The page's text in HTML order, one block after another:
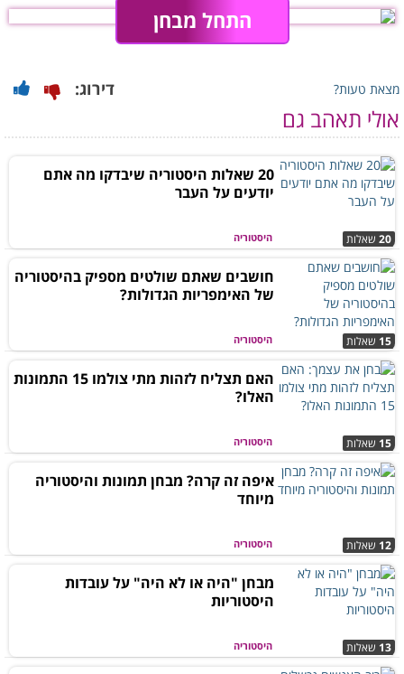
התחל מבחן
מצאת טעות? דירוג:
אולי תאהב גם
היסטוריה 20 שאלות
20 שאלות היסטוריה שיבדקו מה אתם
יודעים על העבר
היסטוריה 15 שאלות
חושבים שאתם שולטים מספיק בהיסטוריה
של האימפריות הגדולות?
היסטוריה 15 שאלות
האם תצליח לזהות מתי צולמו 15 התמונות
האלו?
היסטוריה 12 שאלות
איפה זה קרה? מבחן תמונות והיסטוריה
מיוחד
היסטוריה 13 שאלות
מבחן "היה או לא היה" על עובדות
היסטוריות